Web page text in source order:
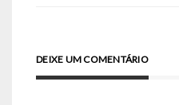
DEIXE UM COMENTÁRIO